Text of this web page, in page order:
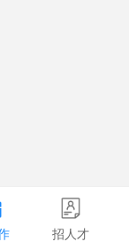
招人才